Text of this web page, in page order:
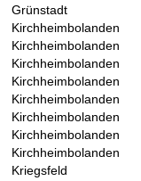
Grünstadt
Kirchheimbolanden
Kirchheimbolanden
Kirchheimbolanden
Kirchheimbolanden
Kirchheimbolanden
Kirchheimbolanden
Kirchheimbolanden
Kirchheimbolanden
Kriegsfeld